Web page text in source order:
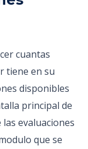
cuantas
tiene en su
disponibles
principal de
evaluaciones
que se